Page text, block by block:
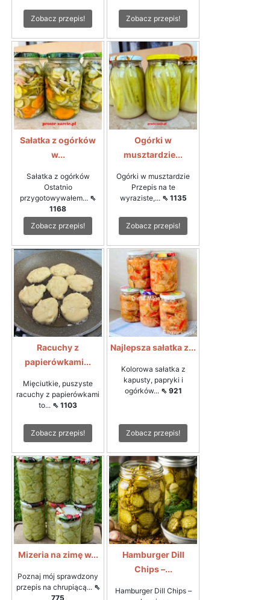
Zobacz przepis! Zobacz przepis!
Sałatka z ogórków
w...
Sałatka z ogórków
Ostatnio
przygotowywałem... ⇖
1168
Zobacz przepis!
Ogórki w
musztardzie...
Ogórki w musztardzie
Przepis na te
wyraziste,... ⇖ 1135
Zobacz przepis!
Racuchy z
papierówkami...
Mięciutkie, puszyste
racuchy z papierówkami
to... ⇖ 1103
Zobacz przepis!
Najlepsza sałatka z...
Kolorowa sałatka z
kapusty, papryki i
ogórków... ⇖ 921
Zobacz przepis!
Mizeria na zimę w...
Poznaj mój sprawdzony
przepis na chrupiącą... ⇖
775
Hamburger Dill
Chips –...
Hamburger Dill Chips –